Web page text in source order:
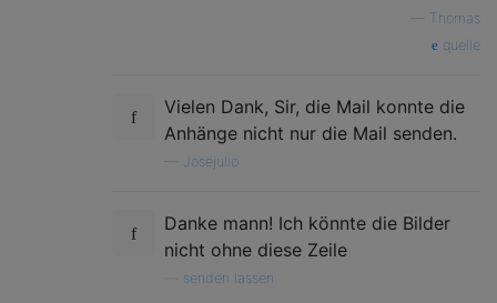
Thomas
quelle
Vielen Dank, Sir, die Mail konnte die
Anhänge nicht nur die Mail senden.
Josejulio
Danke mann! Ich könnte die Bilder
nicht ohne diese Zeile
senden lassen